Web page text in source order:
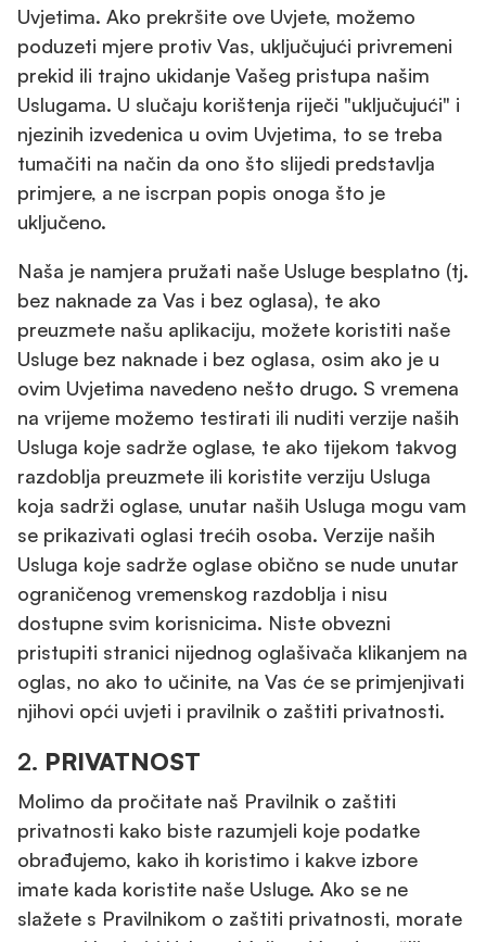
Uvjetima. Ako prekršite ove Uvjete, možemo
poduzeti mjere protiv Vas, uključujući privremeni
prekid ili trajno ukidanje Vašeg pristupa našim
Uslugama. U slučaju korištenja riječi "uključujući" i
njezinih izvedenica u ovim Uvjetima, to se treba
tumačiti na način da ono što slijedi predstavlja
primjere, a ne iscrpan popis onoga što je
uključeno.
Naša je namjera pružati naše Usluge besplatno (tj.
bez naknade za Vas i bez oglasa), te ako
preuzmete našu aplikaciju, možete koristiti naše
Usluge bez naknade i bez oglasa, osim ako je u
ovim Uvjetima navedeno nešto drugo. S vremena
na vrijeme možemo testirati ili nuditi verzije naših
Usluga koje sadrže oglase, te ako tijekom takvog
razdoblja preuzmete ili koristite verziju Usluga
koja sadrži oglase, unutar naših Usluga mogu vam
se prikazivati oglasi trećih osoba. Verzije naših
Usluga koje sadrže oglase obično se nude unutar
ograničenog vremenskog razdoblja i nisu
dostupne svim korisnicima. Niste obvezni
pristupiti stranici nijednog oglašivača klikanjem na
oglas, no ako to učinite, na Vas će se primjenjivati
njihovi opći uvjeti i pravilnik o zaštiti privatnosti.
2. PRIVATNOST
Molimo da pročitate naš Pravilnik o zaštiti
privatnosti kako biste razumjeli koje podatke
obrađujemo, kako ih koristimo i kakve izbore
imate kada koristite naše Usluge. Ako se ne
slažete s Pravilnikom o zaštiti privatnosti, morate